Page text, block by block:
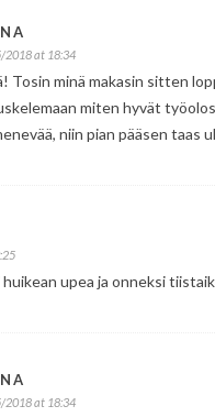
2018 at 18:34
Tosin minä makasin sitten
miten hyvät
niin pian pääsen taas
upea ja onneksi
2018 at 18:34